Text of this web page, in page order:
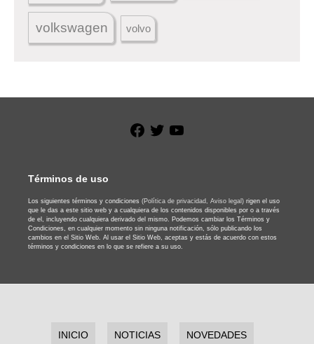
volkswagen volvo
Facebook
Twitter
Términos de uso
Los siguientes términos y condiciones (Política de privacidad, Aviso legal) rigen el uso
que le das a este sitio web y a cualquiera de los contenidos disponibles por o a través
de el, incluyendo cualquiera derivado del mismo. Podemos cambiar los Términos y
Condiciones, en cualquier momento sin ninguna notificación, sólo publicando los
cambios en el Sitio Web. Al usar el Sitio Web, aceptas y estás de acuerdo con estos
términos y condiciones en lo que se refiere a su uso.
INICIO NOTICIAS NOVEDADES